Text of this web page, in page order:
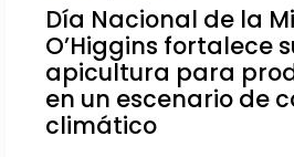
Día Nacional de la
O’Higgins fortalece
apicultura para
en un escenario de
climático